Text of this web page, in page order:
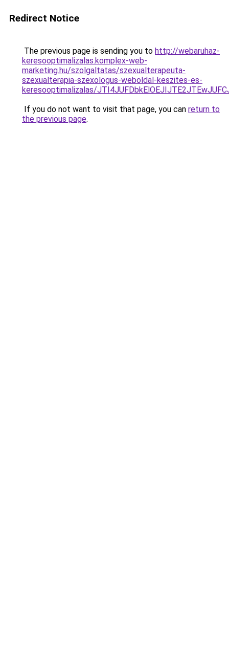
Redirect Notice
The previous page is sending you to http://webaruhaz-
keresooptimalizalas.komplex-web-
marketing.hu/szolgaltatas/szexualterapeuta-
szexualterapia-szexologus-weboldal-keszites-es-
keresooptimalizalas/
If you do not want to visit that page, you can return to
the previous page.